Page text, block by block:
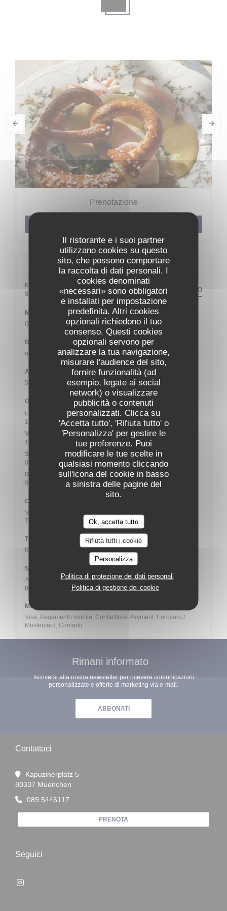
Il ristorante e i suoi partner
utilizzano cookies su questo
sito, che possono comportare
la raccolta di dati personali. I
cookies denominati
«necessari» sono obbligatori
e installati per impostazione
predefinita. Altri cookies
opzionali richiedono il tuo
consenso. Questi cookies
opzionali servono per
analizzare la tua navigazione,
misurare l'audience del sito,
fornire funzionalità (ad
esempio, legate ai social
network) o visualizzare
pubblicità o contenuti
personalizzati. Clicca su
'Accetta tutto', 'Rifiuta tutto' o
'Personalizza' per gestire le
tue preferenze. Puoi
modificare le tue scelte in
qualsiasi momento cliccando
sull'icona del cookie in basso
a sinistra delle pagine del
sito.
Ok, accetta tutto
Rifiuta tutti i cookie
Personalizza
Politica di protezione dei dati personali
Politica di gestione dei cookie
Prenotazione
Informazioni pratiche
Kapuzinerplatz 5
80337 Muenchen((apre una nuova finestra))
PERCORSO
Metro
Goetheplatz
Bike-sharing
an der Tumblingerstraße und an der Kapuzinerstraße
Autobus
58
Orari
Lun
11:00 - 23:00
Venerdi
11:00 - 00:00
Sabato
09:00 - 00:00
Domenica
09:00 - 23:00
Cucina
Vegan, Piatti vegetariani, cucina stagionale, Cucina Autentica,
Tradizionale
Tipologia
Biergarten, Birreria, Ristorante Taverna
Servizi
Aperto nei giorni festivi, Accetta prenotazioni, Accesso al 100%
per le persone con mobilità ridotta
Metodo di pagamento
Visa, Pagamento mobile, Contactless Payment, Eurocard /
Mastercard, Contanti
Rimani informato
Iscriversi alla nostra newsletter per ricevere comunicazioni
personalizzate e offerte di marketing via e-mail.
ABBONATI
Contattaci
Kapuzinerplatz 5
80337 Muenchen
089 5446117
PRENOTA
Seguici
Instagram ((apre una nuova finestra))